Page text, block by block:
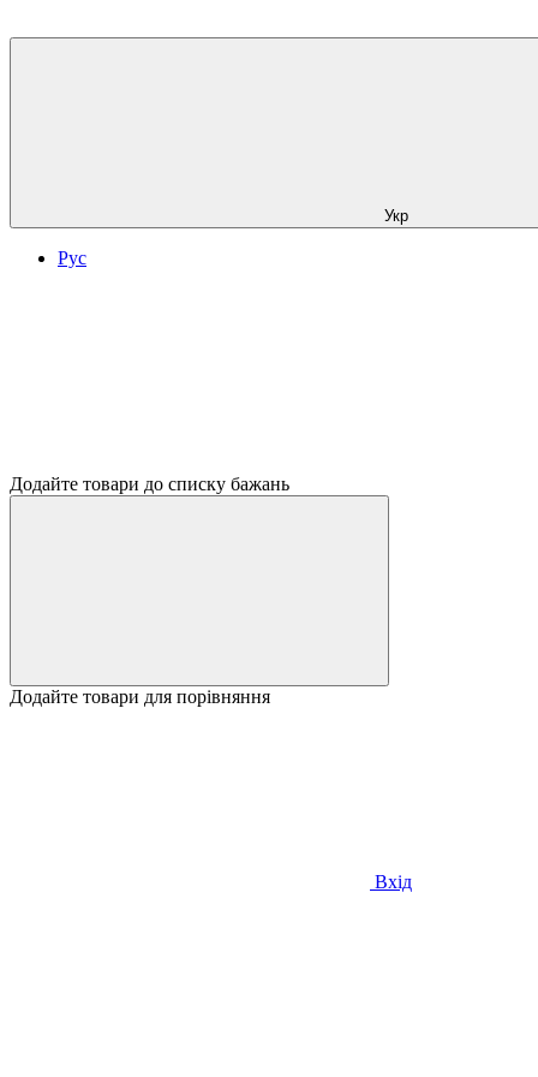
Укр
Рус
Додайте товари до списку бажань
Додайте товари для порівняння
Вхід